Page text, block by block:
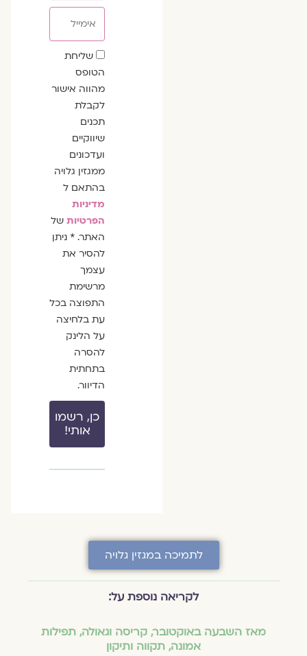
שדה
הסכמה
שליחת
הטופס
מהווה אישור
לקבלת
תכנים
שיווקיים
ועדכונים
ממגזין גלויה
בהתאם ל
מדיניות
הפרטיותשל
האתר. * ניתן
להסיר את
עצמך
מרשימת
התפוצה בכל
עת בלחיצה
על הלינק
להסרה
בתחתית
הדיוור.
כן, רשמו
אותי!
לתמיכה במגזין גלויה
לקריאה נוספת על:
מאז השבעה באוקטובר,קריסה וגאולה,תפילות
אמונה,תקווה ותיקון